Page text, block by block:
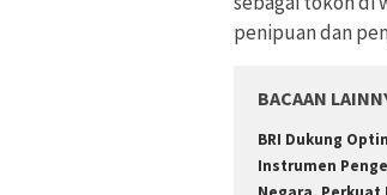
penipuan dan
BACAAN
BRI Dukung
Instrumen